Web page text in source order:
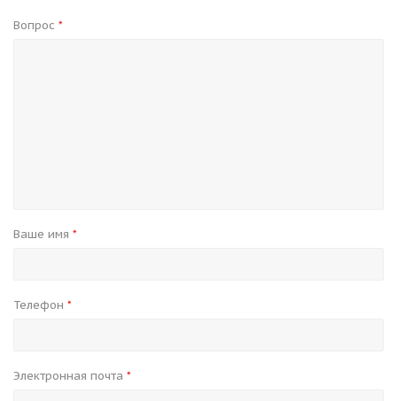
Вопрос *
Ваше имя *
Телефон *
Электронная почта *